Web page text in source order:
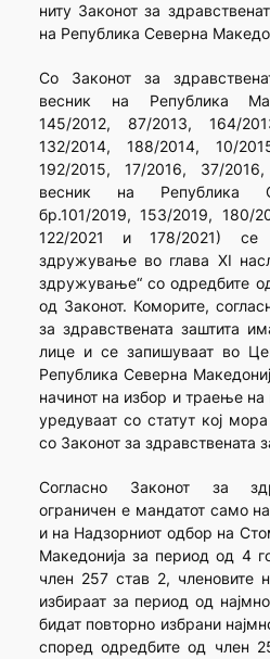
ниту Законот за
на Република Северна
Со Законот за
весник на Република
145/2012, 87/2013, 164/
132/2014, 188/2014, 10/
192/2015, 17/2016, 37/
весник на Република
бр.101/2019, 153/2019, 180/
122/2021 и 178/2021) се
здружување во глава XI
здружување“ со одредбите
од Законот. Коморите,
за здравствената заштита
лице и се запишуваат во
Република Северна
начинот на избор и траење
уредуваат со статут кој
со Законот за здравствената
Согласно Законот за
ограничен е мандатот само
и на Надзорниот одбор на
Македонија за период од 4
член 257 став 2, членовите
избираат за период од
бидат повторно избрани
според одредбите од член